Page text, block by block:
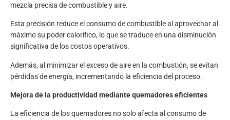
mezcla precisa de combustible y aire.
Esta precisión reduce el consumo de combustible al aprovechar al
máximo su poder calorífico, lo que se traduce en una disminución
significativa de los costos operativos.
Además, al minimizar el exceso de aire en la combustión, se evitan
pérdidas de energía, incrementando la eficiencia del proceso.
Mejora de la productividad mediante quemadores eficientes
La eficiencia de los quemadores no solo afecta al consumo de